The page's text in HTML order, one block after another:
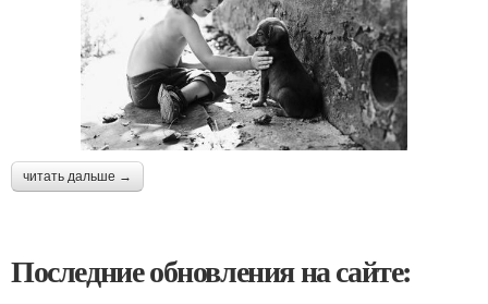
читать дальше →
Последние обновления на сайте: